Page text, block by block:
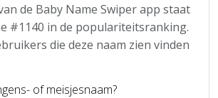
de Baby Name Swiper app staat
#1140 in de populariteitsranking.
die deze naam zien vinden
of meisjesnaam?